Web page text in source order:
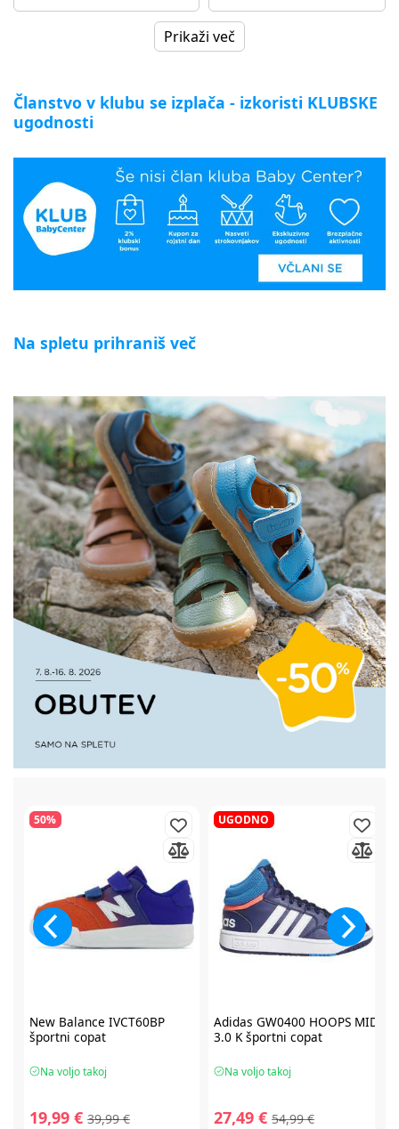
Prikaži več
Članstvo v klubu se izplača - izkoristi KLUBSKE
ugodnosti
Na spletu prihraniš več
50%
New Balance IVCT60BP
športni copat
Na voljo takoj
19,99 € 39,99 €
UGODNO
Adidas GW0400 HOOPS MID
3.0 K športni copat
Na voljo takoj
27,49 € 54,99 €